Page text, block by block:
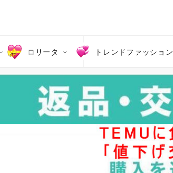
ロリータ トレンドファッション